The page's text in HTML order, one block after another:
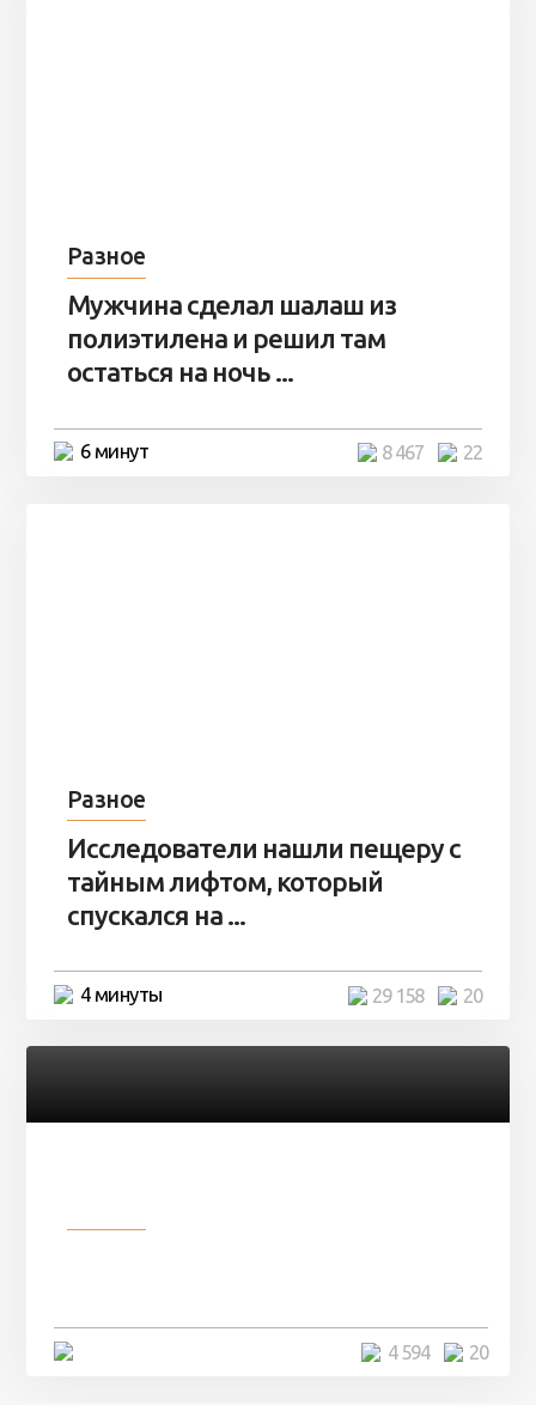
Разное
Мужчина сделал шалаш из
полиэтилена и решил там
остаться на ночь ...
6 минут 22
8 467
Разное
Исследователи нашли пещеру с
тайным лифтом, который
спускался на ...
4 минуты 20
29 158
20
4 594